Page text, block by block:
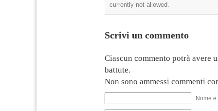
currently not allowed.
Scrivi un commento
Ciascun commento potrà avere
battute.
Non sono ammessi commenti
Nome